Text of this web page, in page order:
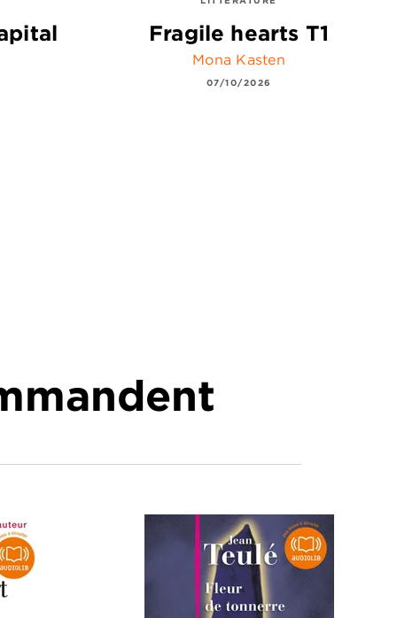
Fragile hearts T1
Mona Kasten
07/10/2026